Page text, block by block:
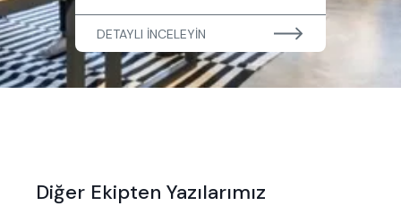
DETAYLI İNCELEYİN
Diğer Ekipten Yazılarımız